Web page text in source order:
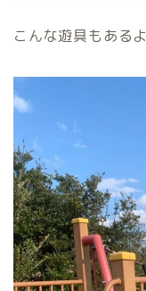
こんな遊具もあるよ